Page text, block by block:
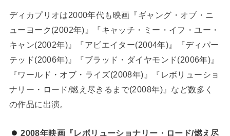
ディカプリオは2000年代も映画『ギャング・オブ・ニ
ューヨーク(2002年)』『キャッチ・ミー・イフ・ユー・
キャン(2002年)』『アビエイター(2004年)』『ディパー
テッド(2006年)』『ブラッド・ダイヤモンド(2006年)』
『ワールド・オブ・ライズ(2008年)』『レボリューショ
ナリー・ロード/燃え尽きるまで(2008年)』など数多く
の作品に出演。
2008年映画『レボリューショナリー・ロード/燃え尽